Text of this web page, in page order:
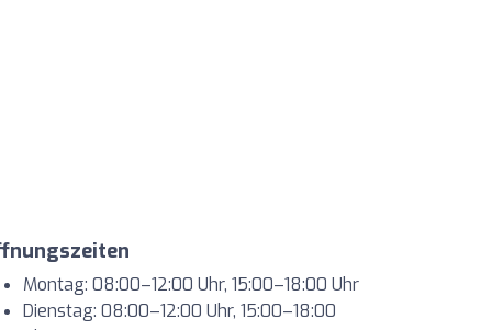
Montag: 08:00–12:00 Uhr, 15:00–18:00 Uhr
Dienstag: 08:00–12:00 Uhr, 15:00–18:00